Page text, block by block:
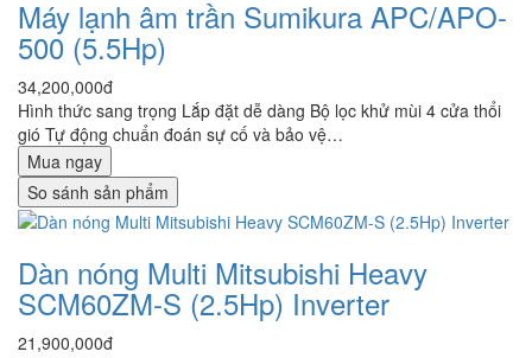
Máy lạnh âm trần Sumikura APC/APO-
500 (5.5Hp)
34,200,000đ
Hình thức sang trọng Lắp đặt dễ dàng Bộ lọc khử mùi 4 cửa thổi
gió Tự động chuẩn đoán sự cố và bảo vệ…
Mua ngay
So sánh sản phẩm
Dàn nóng Multi Mitsubishi Heavy
SCM60ZM-S (2.5Hp) Inverter
21,900,000đ